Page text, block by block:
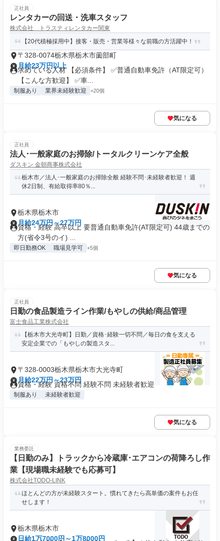
正社員
レンタカーの回送・洗車スタッフ
株式会社 トラスティレンタカー関東
【20代積極採用中】接客・販売・営業等様々な前職の方活躍中！
〒328-0074栃木県栃木市薗部町
月給23万円以上
求めている人材 【必須条件】 ✅普通自動車免許（AT限定可）
【こんな方歓迎】 ✅車...
制服あり 業界未経験歓迎 +20個
気になる
正社員
法人･一般家庭のお掃除/トータルクリーンケア全般
ダスキン 金朝商事株式会社
栃木市／法人･一般家庭のお掃除全般 経験不問･未経験者歓迎！ 週
休2日制、有給取得率80％...
栃木県栃木市
月給24万円～27万円
資格・経験 高卒以上 要普通自動車免許(AT限定可) 44歳までの
方(省令3号のイ) ...
即日勤務OK 職場見学可 +5個
気になる
正社員
日勤の食品製造ライン作業/もやしの供給/商品管理
富士食品工業株式会社
【栃木市大光寺町】日勤／資格･経験一切不問／毎日の食を支える
安定企業での「もやしの製造スタ...
〒328-0003栃木県栃木市大光寺町
月給22万円～23万円
資格・経験 資格不問 経験不問 未経験者歓迎
制服あり 未経験者歓迎
気になる
業務委託
【日勤のみ】トラックから冷蔵庫･エアコンの荷降ろし作
業【現場職未経験でも応募可】
株式会社TODO-LINK
ほとんどの方が未経験スタート。慣れてきたら高単価の案件もお任
せします！
栃木県栃木市
日給1万7000円～1万8000円